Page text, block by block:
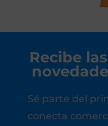
Recibe
Sé parte del
conecta